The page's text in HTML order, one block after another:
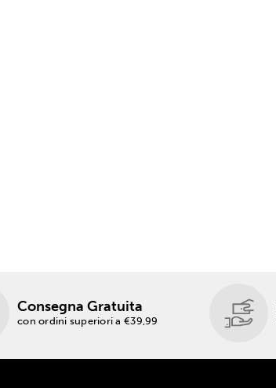
Consegna Gratuita
con ordini superiori a €39,99